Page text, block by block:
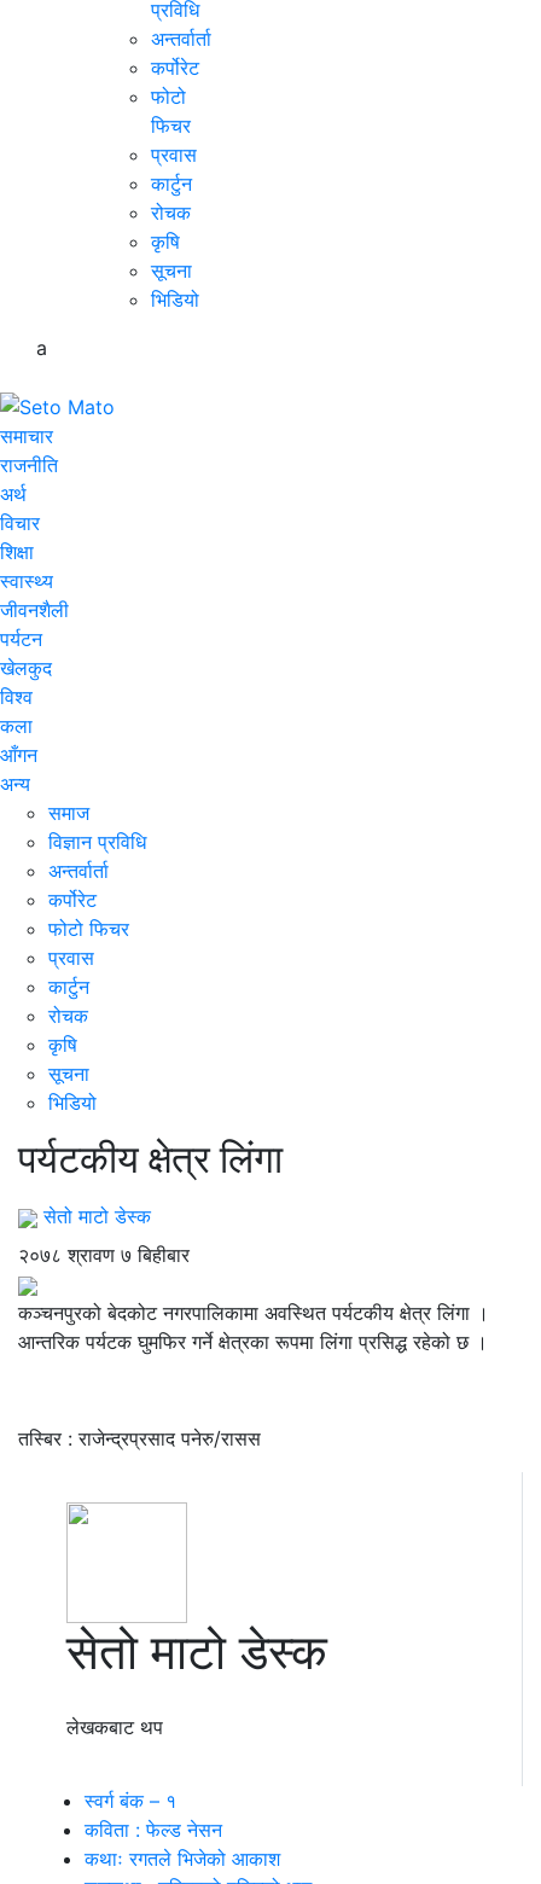
प्रविधि
अन्तर्वार्ता
कर्पोरेट
फोटो
फिचर
प्रवास
कार्टुन
रोचक
कृषि
सूचना
भिडियो
a
समाचार
राजनीति
अर्थ
विचार
शिक्षा
स्वास्थ्य
जीवनशैली
पर्यटन
खेलकुद
विश्व
कला
आँगन
अन्य
समाज
विज्ञान प्रविधि
अन्तर्वार्ता
कर्पोरेट
फोटो फिचर
प्रवास
कार्टुन
रोचक
कृषि
सूचना
भिडियो
पर्यटकीय क्षेत्र लिंगा
सेतो माटो डेस्क
२०७८ श्रावण ७ बिहीबार
कञ्चनपुरको बेदकोट नगरपालिकामा अवस्थित पर्यटकीय क्षेत्र लिंगा ।
आन्तरिक पर्यटक घुमफिर गर्ने क्षेत्रका रूपमा लिंगा प्रसिद्ध रहेको छ ।
तस्बिर : राजेन्द्रप्रसाद पनेरु/रासस
सेतो माटो डेस्क
लेखकबाट थप
स्वर्ग बंक – १
कविता : फेल्ड नेसन
कथाः रगतले भिजेको आकाश